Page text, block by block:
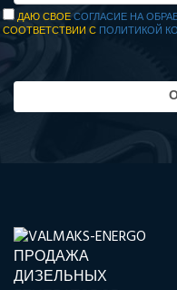
ДАЮ СВОЕСОГЛАСИЕ НА
СООТВЕТСТВИИ С ПОЛИТИКОЙ